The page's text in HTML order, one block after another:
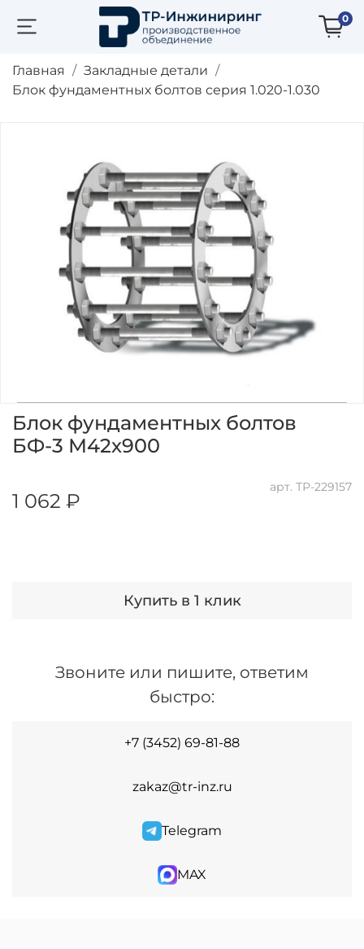
0
Главная
Закладные детали
Блок фундаментных болтов серия 1.020-1.030
арт. ТР-229157
Блок фундаментных болтов
БФ-3 М42х900
1 062 ₽
Купить в 1 клик
Звоните или пишите, ответим
быстро:
+7 (3452) 69-81-88
zakaz@tr-inz.ru
Telegram
MAX